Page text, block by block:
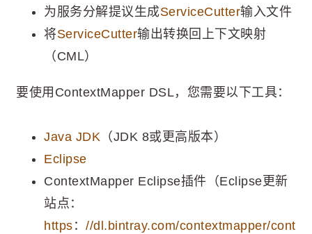
为服务分解提议生成ServiceCutter输入文件
将ServiceCutter输出转换回上下文映射
（CML）
要使用ContextMapper DSL，您需要以下工具：
Java JDK （JDK 8或更高版本）
Eclipse
ContextMapper Eclipse插件（Eclipse更新
站点：
https ： //dl.bintray.com/contextmapper/cont